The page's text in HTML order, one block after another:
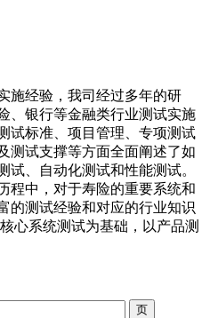
施经验，我司经过多年的研
、银行等金融类行业测试实施
试标准、项目管理、专项测试
测试支撑等方面全面阐述了如
试、自动化测试和性能测试。
程中，对于寿险的重要系统和
的测试经验和对应的行业知识
心系统测试为基础，以产品测